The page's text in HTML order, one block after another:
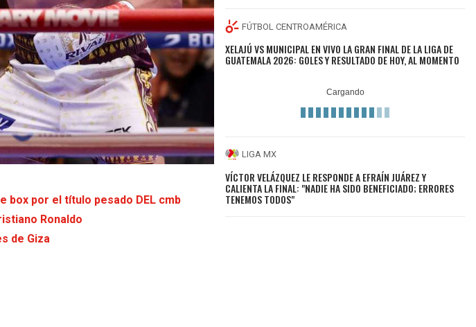
box por el título pesado DEL cmb
Ronaldo
de Giza
FÚTBOL CENTROAMÉRICA
XELAJÚ VS MUNICIPAL EN VIVO LA GRAN FINAL DE LA LIGA DE
GUATEMALA 2026: GOLES Y RESULTADO DE HOY, AL MOMENTO
LIGA MX
VÍCTOR VELÁZQUEZ LE RESPONDE A EFRAÍN JUÁREZ Y
CALIENTA LA FINAL: "NADIE HA SIDO BENEFICIADO; ERRORES
TENEMOS TODOS"